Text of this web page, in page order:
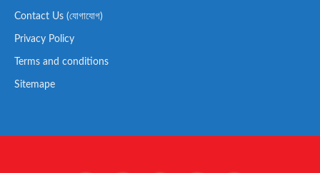
Contact Us (যোগাযোগ)
Privacy Policy
Terms and conditions
Sitemape